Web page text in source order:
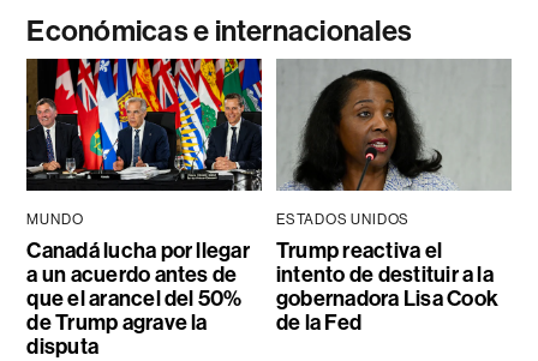
Económicas e internacionales
MUNDO
Canadá lucha por llegar
a un acuerdo antes de
que el arancel del 50%
de Trump agrave la
disputa
ESTADOS UNIDOS
Trump reactiva el
intento de destituir a la
gobernadora Lisa Cook
de la Fed